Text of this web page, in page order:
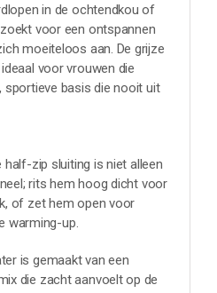
in de ochtendkou of
voor een ontspannen
moeiteloos aan. De grijze
voor vrouwen die
sportieve basis die nooit uit
half-zip sluiting is niet alleen
rits hem hoog dicht voor
of zet hem open voor
warming-up.
is gemaakt van een
die zacht aanvoelt op de